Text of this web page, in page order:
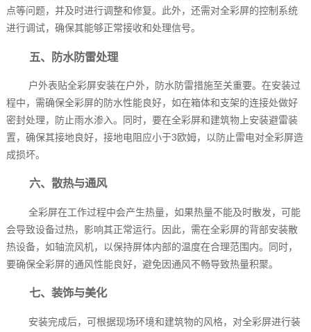
点等问题，并及时进行调整和修复。此外，还需对全彩屏的控制系统
进行调试，确保其能够正常接收和处理信号。
五、防水防雷处理
户外表贴全彩屏安装在户外，防水防雷措施至关重要。在安装过
程中，需确保全彩屏的防水性能良好，如在箱体和支架的连接处做好
密封处理，防止雨水渗入。同时，要在全彩屏和建筑物上安装避雷装
置，确保其接地良好，接地电阻应小于3欧姆，以防止雷电对全彩屏造
成损坏。
六、散热与通风
全彩屏在工作过程中会产生热量，如果热量不能及时散发，可能
会导致设备过热，影响其正常运行。因此，需在全彩屏的背部安装散
热设备，如轴流风机，以保持屏体内部的温度在合理范围内。同时，
要确保全彩屏的通风性能良好，避免因通风不畅导致热量积聚。
七、装饰与美化
安装完成后，可根据现场环境和建筑物的风格，对全彩屏进行装